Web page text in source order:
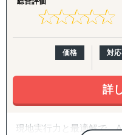
弊社の競合調査では、競
のマーケティング戦略の
サービス内容としては、
材などをご提供しており
また、他社が関わる分野
や守秘義務も徹底遵守し
トからも大変好評をいた
双方に適切なパートナー
④『徹底したフォローア
プ体制』
>>> 様々なニーズにマ
で迅速にサポートします
・海外展開に興味はある
て」売るかの方向性が定
・現地に売り込む営業リ
・自社に合うパートナー
・Amazon USや越境EC
・FDA登録の進め方や、
★★★★★
★★★★★
価格 対応
詳
現地実行力と最適解で、